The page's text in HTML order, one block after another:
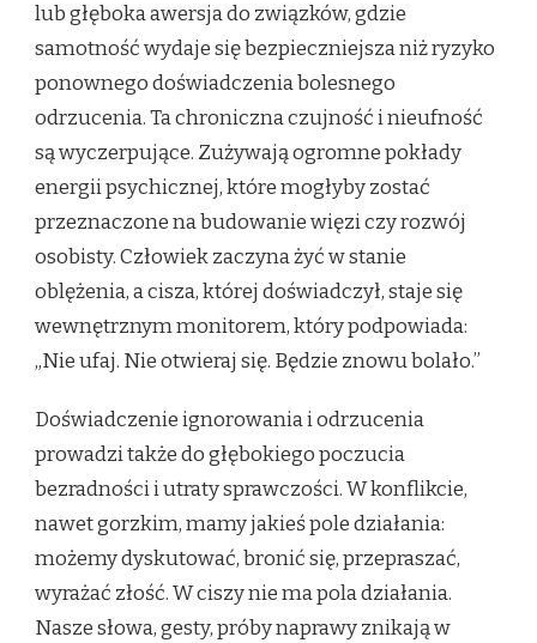
lub głęboka awersja do związków, gdzie
samotność wydaje się bezpieczniejsza niż ryzyko
ponownego doświadczenia bolesnego
odrzucenia. Ta chroniczna czujność i nieufność
są wyczerpujące. Zużywają ogromne pokłady
energii psychicznej, które mogłyby zostać
przeznaczone na budowanie więzi czy rozwój
osobisty. Człowiek zaczyna żyć w stanie
oblężenia, a cisza, której doświadczył, staje się
wewnętrznym monitorem, który podpowiada:
„Nie ufaj. Nie otwieraj się. Będzie znowu bolało.”
Doświadczenie ignorowania i odrzucenia
prowadzi także do głębokiego poczucia
bezradności i utraty sprawczości. W konflikcie,
nawet gorzkim, mamy jakieś pole działania:
możemy dyskutować, bronić się, przepraszać,
wyrażać złość. W ciszy nie ma pola działania.
Nasze słowa, gesty, próby naprawy znikają w